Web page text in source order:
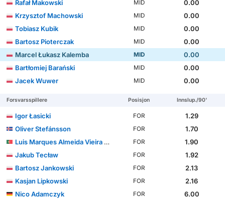
Rafał Makowski MID
0.00
Krzysztof Machowski
MID
0.00
Tobiasz Kubik
MID
0.00
Bartosz Pioterczak
MID
0.00
Marcel Łukasz Kalemba
MID
0.00
Bartłomiej Barański
MID
0.00
Jacek Wuwer
MID 0.00
Forsvarsspillere Posisjon Innslup./90'
Igor Łasicki FOR
1.29
Oliver Stefánsson
FOR
1.70
Luis Marques Almeida Vieira Silva
FOR
1.90
Jakub Tecław
FOR
1.92
Bartosz Jankowski
FOR
2.13
Kasjan Lipkowski
FOR
2.16
Nico Adamczyk
FOR 6.00